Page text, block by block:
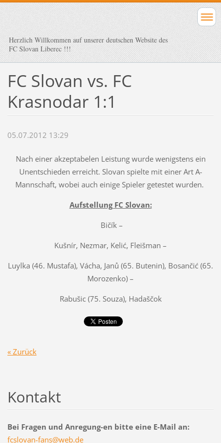
Herzlich Willkommen auf unserer deutschen Website des
FC Slovan Liberec !!!
FC Slovan vs. FC
Krasnodar 1:1
05.07.2012 13:29
Nach einer akzeptabelen Leistung wurde wenigstens ein
Unentschieden erreicht. Slovan spielte mit einer Art A-
Mannschaft, wobei auch einige Spieler getestet wurden.
Aufstellung FC Slovan:
Bičík –
Kušnír, Nezmar, Kelić, Fleišman –
Luylka (46. Mustafa), Vácha, Janů (65. Butenin), Bosančić (65.
Morozenko) –
Rabušic (75. Souza), Hadaščok
« Zurück
Kontakt
Bei Fragen und Anregung-en bitte eine E-Mail an:
fcslovan-fans@web.de